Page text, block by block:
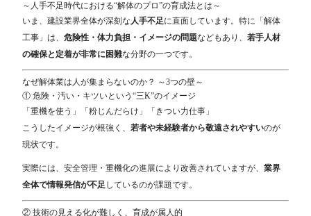
～人手不足時代における“解体のプロ”の育成法とは～
いま、建設業界全体が深刻な人手不足に直面しています。特に「解体
工事」は、危険性・体力負担・イメージの問題などもあり、若手人材
の確保と定着が非常に困難な分野の一つです。
なぜ解体業は人が集まらないのか？ ～3つの壁～
① 危険・汚い・キツいという“三K”のイメージ
「重機を使う」「粉じんだらけ」「きつい力仕事」
こうしたイメージが根強く、若者や未経験者から敬遠されやすいのが
現状です。
実際には、安全管理・重機化の進展により改善されていますが、業界
全体で情報発信が不足しているのが課題です。
② 技術の見える化が難しく、育成が属人的